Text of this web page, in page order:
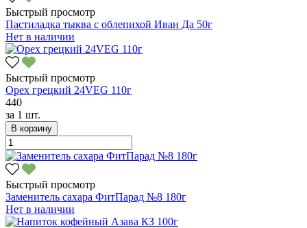
Быстрый просмотр
Пастиладка тыква с облепихой Иван Да 50г
Нет в наличии
Быстрый просмотр
Орех грецкий 24VEG 110г
440
за 1 шт.
В корзину
Быстрый просмотр
Заменитель сахара ФитПарад №8 180г
Нет в наличии